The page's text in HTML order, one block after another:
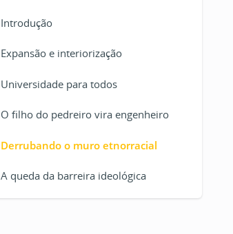
Introdução
Expansão e interiorização
Universidade para todos
O filho do pedreiro vira engenheiro
Derrubando o muro etnorracial
A queda da barreira ideológica